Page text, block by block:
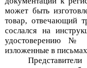
может быть
товар, отвечающий
сослался на
удостоверению №
изложенные в
Представители